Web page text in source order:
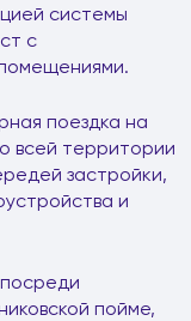
системы
с
поездка на
всей территории
застройки,
и
пойме,